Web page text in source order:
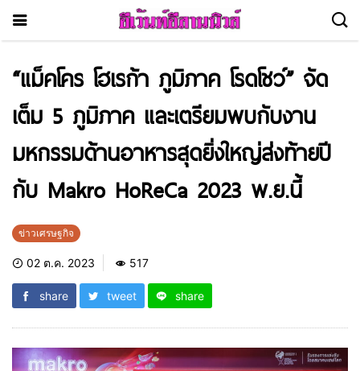
“แม็คโคร โฮเรก้า ภูมิภาค โรดโชว์” จัด
เต็ม 5 ภูมิภาค และเตรียมพบกับงาน
มหกรรมด้านอาหารสุดยิ่งใหญ่ส่งท้ายปี
กับ Makro HoReCa 2023 พ.ย.นี้
ข่าวเศรษฐกิจ
02 ต.ค. 2023 517
share tweet share